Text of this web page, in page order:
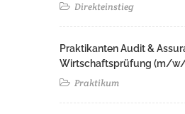
Direkteinstieg
Praktikanten Audit &
Wirtschaftsprüfung (m/
Praktikum